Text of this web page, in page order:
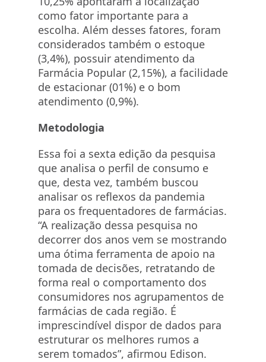
como fator importante para a
escolha. Além desses fatores, foram
considerados também o estoque
(3,4%), possuir atendimento da
Farmácia Popular (2,15%), a facilidade
de estacionar (01%) e o bom
atendimento (0,9%).
Metodologia
Essa foi a sexta edição da pesquisa
que analisa o perfil de consumo e
que, desta vez, também buscou
analisar os reflexos da pandemia
para os frequentadores de farmácias.
“A realização dessa pesquisa no
decorrer dos anos vem se mostrando
uma ótima ferramenta de apoio na
tomada de decisões, retratando de
forma real o comportamento dos
consumidores nos agrupamentos de
farmácias de cada região. É
imprescindível dispor de dados para
estruturar os melhores rumos a
serem tomados”, afirmou Edison.